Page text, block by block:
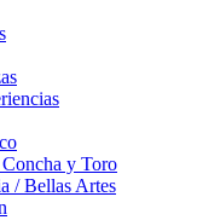
y Toro
/ Bellas Artes